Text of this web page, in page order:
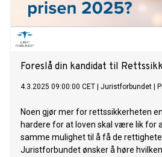
Foreslå din kandidat til
4.3.2025 09:00:00 CET Juristforbundet
Noen gjør mer for rettssikkerheten
hardere for at loven skal være lik for
samme mulighet til å få de
Juristforbundet ønsker å høre